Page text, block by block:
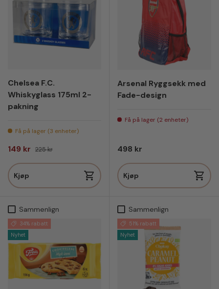
Chelsea F.C.
Whiskyglass 175ml 2-
pakning
Få på lager (3 enheter)
Salgspris
149 kr Vanlig pris
225 kr
Kjøp
Arsenal Ryggsekk med
Fade-design
Få på lager (2 enheter)
Vanlig pris
498 kr
Kjøp
Sammenlign
34% rabatt
Nyhet
Sammenlign
51% rabatt
Nyhet